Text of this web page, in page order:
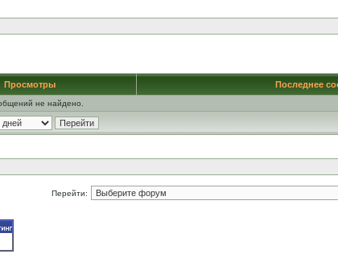
Просмотры Последнее
не найдено.
Перейти: